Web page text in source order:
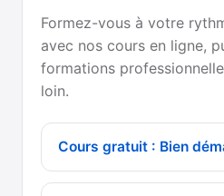
Formez-vous à votre
avec nos cours en ligne,
formations
loin.
Cours gratuit : Bien